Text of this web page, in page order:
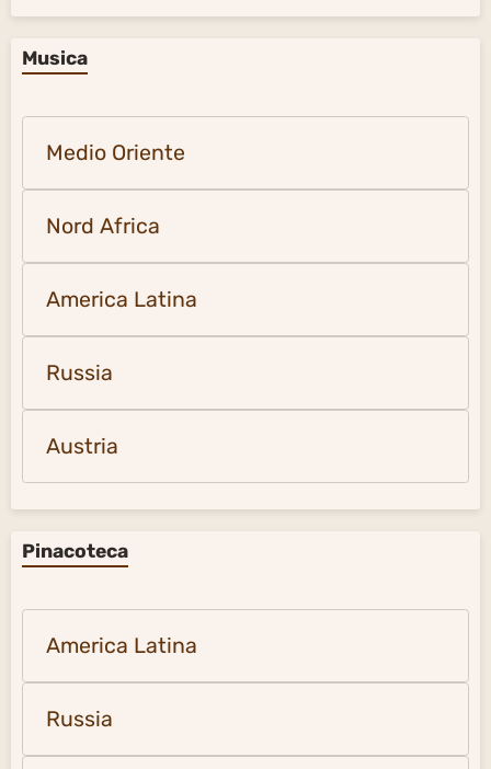
Musica
Medio Oriente
Nord Africa
America Latina
Russia
Austria
Pinacoteca
America Latina
Russia